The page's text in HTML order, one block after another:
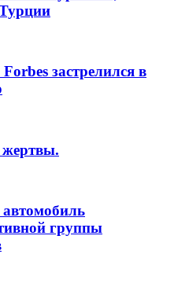
застрелился в
жертвы.
группы